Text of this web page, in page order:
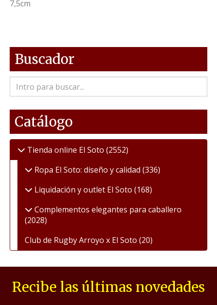
7,5cm
Buscador
Catálogo
Tienda online El Soto (2552)
Ropa El Soto: diseño y calidad (336)
Liquidación y outlet El Soto (168)
Complementos elegantes para caballero
(2028)
Club de Rugby Arroyo x El Soto (20)
Recibe las últimas novedades